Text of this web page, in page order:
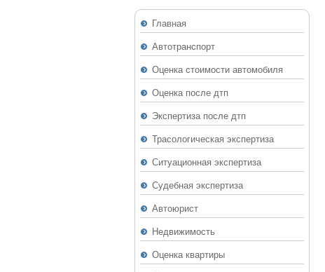
Главная
Автотранспорт
Оценка стоимости автомобиля
Оценка после дтп
Экспертиза после дтп
Трасологическая экспертиза
Ситуационная экспертиза
Судебная экспертиза
Автоюрист
Недвижимость
Оценка квартиры